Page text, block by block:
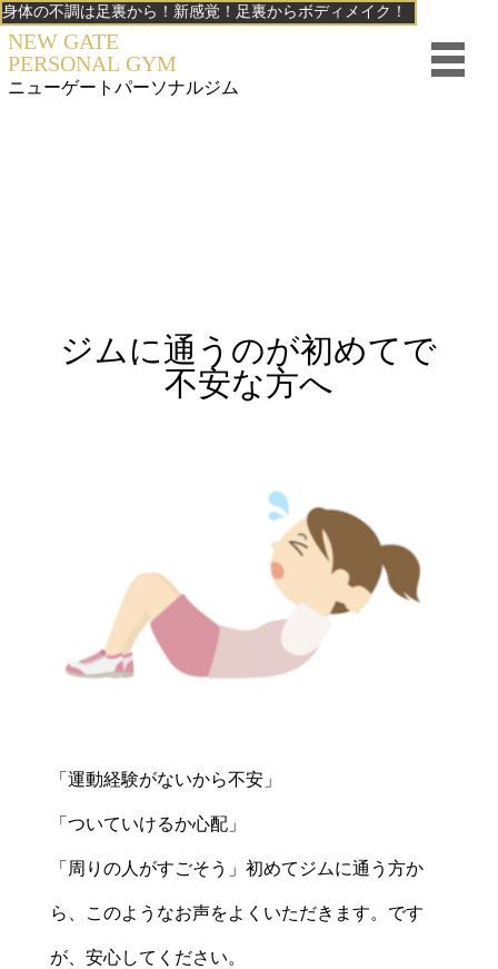
身体の不調は足裏から！新感覚！足裏からボディメイク！
NEW GATE
PERSONAL GYM
ニューゲート パーソナルジム
ジムに通うのが初めてで
不安な方へ
「運動経験がないから不安」
「ついていけるか心配」
「周りの人がすごそう」初めてジムに通う方か
ら、このようなお声をよくいただきます。です
が、安心してください。